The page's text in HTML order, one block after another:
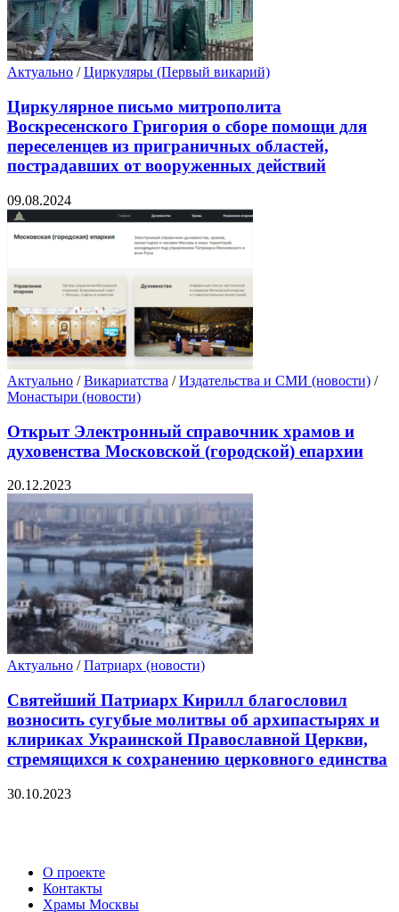
Актуально /Циркуляры (Первый викарий)
Циркулярное письмо митрополита
Воскресенского Григория о сборе помощи для
переселенцев из приграничных областей,
пострадавших от вооруженных действий
09.08.2024
Актуально /Викариатства /Издательства и СМИ (новости) /
Монастыри (новости)
Открыт Электронный справочник храмов и
духовенства Московской (городской) епархии
20.12.2023
Актуально /Патриарх (новости)
Святейший Патриарх Кирилл благословил
возносить сугубые молитвы об архипастырях и
клириках Украинской Православной Церкви,
стремящихся к сохранению церковного единства
30.10.2023
О проекте
Контакты
Храмы Москвы